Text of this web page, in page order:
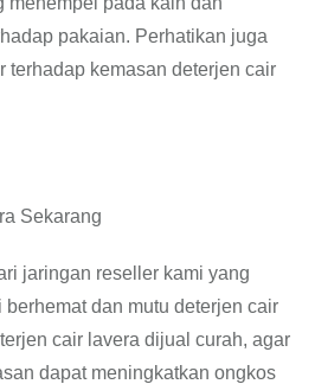
pakaian. Perhatikan juga
terhadap kemasan deterjen cair
Sekarang
jaringan reseller kami yang
dan mutu deterjen cair
cair lavera dijual curah, agar
dapat meningkatkan ongkos